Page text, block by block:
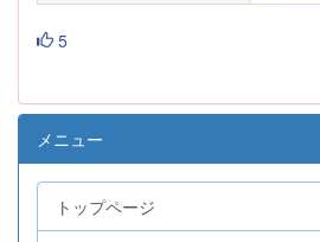
5
メニュー
トップページ